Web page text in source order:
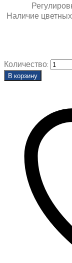
Наличие
Количество:
В корзину